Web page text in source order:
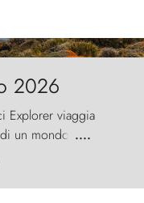
2026
Explorer viaggia
un mondo
la natura con
sfidano il
pietra.
....